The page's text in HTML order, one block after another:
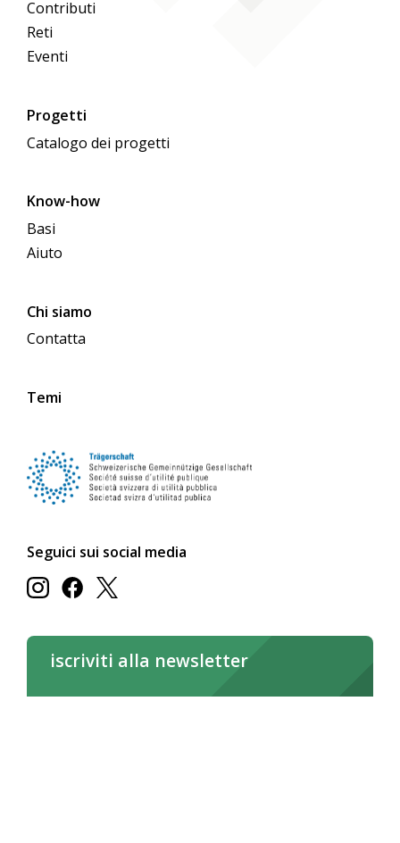
Contributi
Reti
Eventi
Progetti
Catalogo dei progetti
Know-how
Basi
Aiuto
Chi siamo
Contatta
Temi
Seguici sui social media
iscriviti alla newsletter